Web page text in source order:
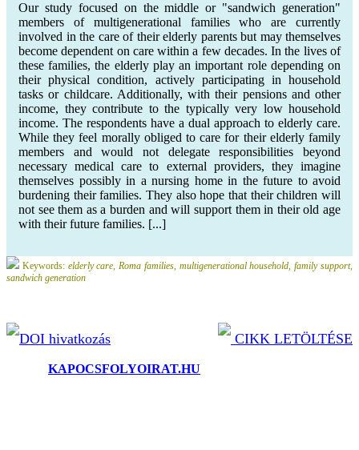
Our study focused on the middle or "sandwich generation"
members of multigenerational families who are currently
involved in the care of their elderly parents but may themselves
become dependent on care within a few decades. In the lives of
these families, the elderly play an important role depending on
their physical condition, actively participating in household
tasks or childcare. Additionally, with their pensions and other
income, they contribute to the typically very low household
income. The respondents have a dual approach to elderly care.
While they feel morally obliged to care for their elderly family
members and would not delegate responsibilities beyond
necessary medical care to external providers, they imagine
themselves possibly in a nursing home in the future to avoid
burdening their families. They also hope that their children will
not see them as a burden and will support them in their old age
with their future families. [...]
Keywords: elderly care, Roma families, multigenerational household, family support,
sandwich generation
DOI hivatkozás CIKK LETÖLTÉSE
KAPOCSFOLYOIRAT.HU